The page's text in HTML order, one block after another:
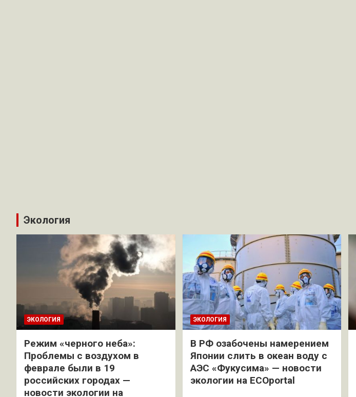
Экология
ЭКОЛОГИЯ
Режим «черного неба»:
Проблемы с воздухом в
феврале были в 19
российских городах —
новости экологии на
ЭКОЛОГИЯ
В РФ озабочены намерением
Японии слить в океан воду с
АЭС «Фукусима» — новости
экологии на ECOportal